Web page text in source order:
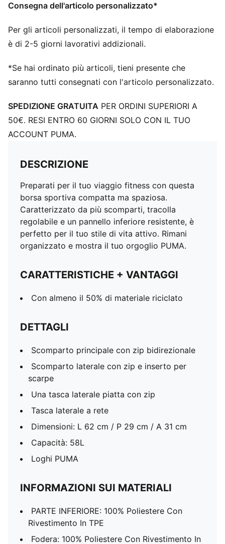
Consegna dell'articolo personalizzato*
Per gli articoli personalizzati, il tempo di elaborazione
è di 2-5 giorni lavorativi addizionali.
*Se hai ordinato più articoli, tieni presente che
saranno tutti consegnati con l'articolo personalizzato.
SPEDIZIONE GRATUITA PER ORDINI SUPERIORI A
50€. RESI ENTRO 60 GIORNI SOLO CON IL TUO
ACCOUNT PUMA.
DESCRIZIONE
Preparati per il tuo viaggio fitness con questa
borsa sportiva compatta ma spaziosa.
Caratterizzato da più scomparti, tracolla
regolabile e un pannello inferiore resistente, è
perfetto per il tuo stile di vita attivo. Rimani
organizzato e mostra il tuo orgoglio PUMA.
CARATTERISTICHE + VANTAGGI
Con almeno il 50% di materiale riciclato
DETTAGLI
Scomparto principale con zip bidirezionale
Scomparto laterale con zip e inserto per
scarpe
Una tasca laterale piatta con zip
Tasca laterale a rete
Dimensioni: L 62 cm / P 29 cm / A 31 cm
Capacità: 58L
Loghi PUMA
INFORMAZIONI SUI MATERIALI
PARTE INFERIORE: 100% Poliestere Con
Rivestimento In TPE
Fodera: 100% Poliestere Con Rivestimento In